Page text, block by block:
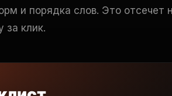
и порядка слов. Это отсечет
за клик.